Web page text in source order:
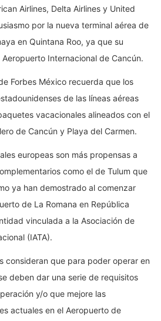
Airlines, Delta Airlines y United
por la nueva terminal aérea de
en Quintana Roo, ya que su
Internacional de Cancún.
Forbes México recuerda que los
de las líneas aéreas
vacacionales alineados con el
de Cancún y Playa del Carmen.
europeas son más propensas a
como el de Tulum que
ya han demostrado al comenzar
de La Romana en República
vinculada a la Asociación de
(IATA).
consideran que para poder operar en
deben dar una serie de requisitos
y/o que mejore las
actuales en el Aeropuerto de